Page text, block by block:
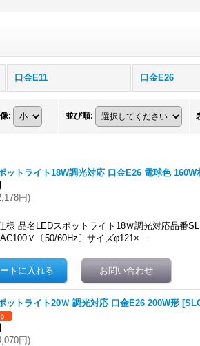
口金E11 口金E26
: 並び順:
ットライト18W調光対応 口金E26 電球色
円)
様 品名LEDスポットライト18Ｗ調光対応品番
Ｖ〔50/60Hz〕サイズφ121×…
ットライト20Ｗ 調光対応 口金E26 200W形 [
円)